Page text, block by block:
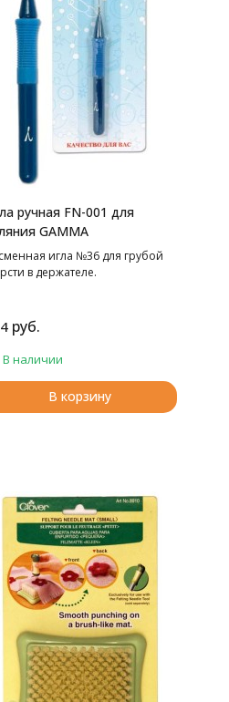
ручная FN-001 для
GAMMA
игла №36 для грубой
в держателе.
руб.
В наличии
В корзину